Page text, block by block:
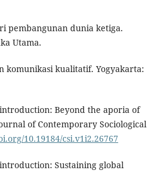
pembangunan dunia ketiga.
Utama.
komunikasi kualitatif. Yogyakarta:
introduction: Beyond the aporia of
of Contemporary Sociological
10.19184/csi.v1i2.26767
introduction: Sustaining global